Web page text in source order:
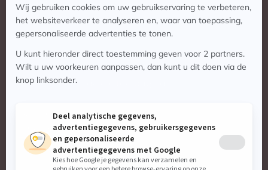
Contact
Vragen? Bekijk de contactpagina
Stuur ons een e-mail:
info@zaterdagmatinee.nl